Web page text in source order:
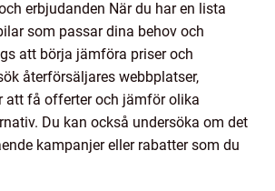
erbjudanden När du har en lista
som passar dina behov och
att börja jämföra priser och
återförsäljares webbplatser,
att få offerter och jämför olika
Du kan också undersöka om det
kampanjer eller rabatter som du